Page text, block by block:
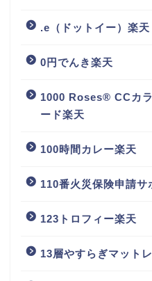
.e（ドットイー）楽天
0円でんき楽天
1000 Roses® CCカ
ード楽天
100時間カレー楽天
110番火災保険申請サ
123トロフィー楽天
13層やすらぎマット